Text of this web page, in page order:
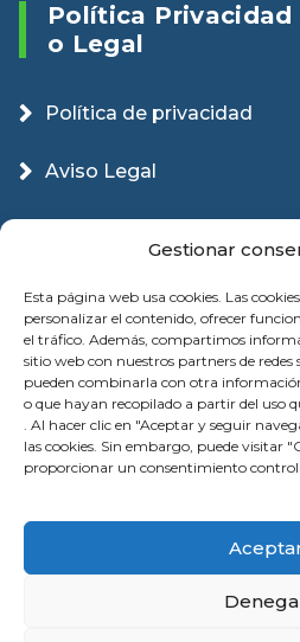
Gestionar
Esta página web usa cookies. Las
personalizar el contenido, ofrecer
el tráfico. Además, compartimos
sitio web con nuestros partners de redes
pueden combinarla con otra
o que hayan recopilado a partir del uso
. Al hacer clic en "Aceptar y seguir
las cookies. Sin embargo, puede visitar
proporcionar un consentimiento
Política Privacidad
O Legal
Política de privacidad
Aviso Legal
© 2026 Instalación
Reparación | All